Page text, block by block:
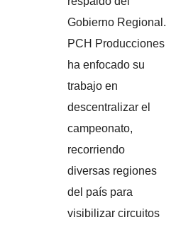
Gobierno Regional.
PCH Producciones
ha enfocado su
trabajo en
descentralizar el
campeonato,
recorriendo
diversas regiones
del país para
visibilizar circuitos